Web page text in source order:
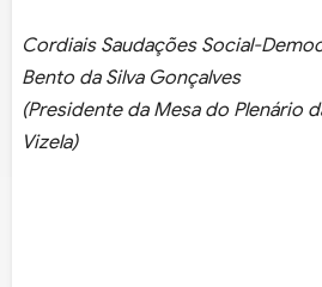
Cordiais Saudações Social-
Bento da Silva Gonçalves
(Presidente da Mesa do Plenário
Vizela)